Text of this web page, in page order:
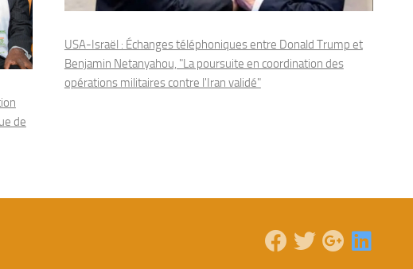
de
USA-Israël : Échanges téléphoniques entre Donald Trump et
Benjamin Netanyahou, "La poursuite en coordination des
opérations militaires contre l'Iran validé"